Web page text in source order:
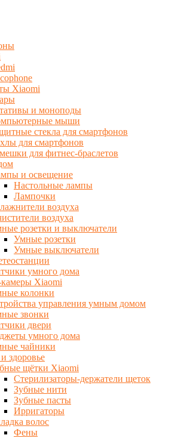
Xiaomi
и моноподы
мыши
стекла для смартфонов
для смартфонов
для фитнес-браслетов
и освещение
Настольные лампы
Лампочки
воздуха
воздуха
розетки и выключатели
Умные розетки
Умные выключатели
умного дома
Xiaomi
колонки
управления умным домом
звонки
двери
умного дома
чайники
здоровье
щётки Xiaomi
Стерилизаторы-держатели щеток
Зубные нити
Зубные пасты
Ирригаторы
волос
Фены